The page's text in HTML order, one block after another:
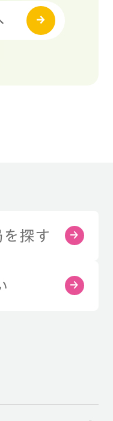
を探す